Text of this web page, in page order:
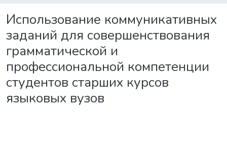
Использование коммуникативных
заданий для совершенствования
грамматической и
профессиональной компетенции
студентов старших курсов
языковых вузов